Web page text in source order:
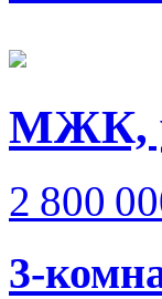
МЖК,
2 800
3-